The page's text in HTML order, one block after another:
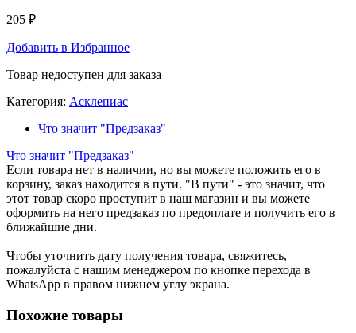
205 ₽
Добавить в Избранное
Товар недоступен для заказа
Категория: Асклепиас
Что значит "Предзаказ"
Что значит "Предзаказ"
Если товара нет в наличии, но вы можете положить его в
корзину, заказ находится в пути. "В пути" - это значит, что
этот товар скоро проступит в наш магазин и вы можете
оформить на него предзаказ по предоплате и получить его в
ближайшие дни.
Чтобы уточнить дату получения товара, свяжитесь,
пожалуйста с нашим менеджером по кнопке перехода в
WhatsApp в правом нижнем углу экрана.
Похожие товары